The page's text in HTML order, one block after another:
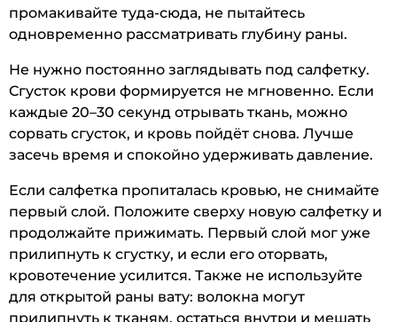
промакивайте туда-сюда, не пытайтесь
одновременно рассматривать глубину раны.
Не нужно постоянно заглядывать под салфетку.
Сгусток крови формируется не мгновенно. Если
каждые 20–30 секунд отрывать ткань, можно
сорвать сгусток, и кровь пойдёт снова. Лучше
засечь время и спокойно удерживать давление.
Если салфетка пропиталась кровью, не снимайте
первый слой. Положите сверху новую салфетку и
продолжайте прижимать. Первый слой мог уже
прилипнуть к сгустку, и если его оторвать,
кровотечение усилится. Также не используйте
для открытой раны вату: волокна могут
прилипнуть к тканям, остаться внутри и мешать